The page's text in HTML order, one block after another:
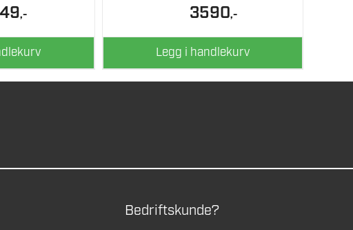
,- 3590,-
Legg i handlekurv
Bedriftskunde?